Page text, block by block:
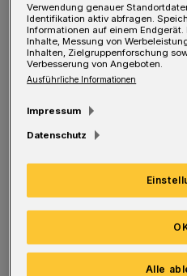
D er WSV liegt
dem 1. FC
Rödinghausen und RW
müssen, das an einen
festzumachen ist“,
Gaetano Manno,
den Rängen 3, 2 und 3
„Wir haben ja einen
uns. Klar ist: Wir
möglich sein und dass
Verwendung genauer
Identifikation aktiv abfragen.
Informationen auf einem
Inhalte, Messung von
Inhalten, Zielgruppenforschung
Verbesserung von Angeboten.
Ausführliche Informationen
Impressum
Datenschutz
Alle